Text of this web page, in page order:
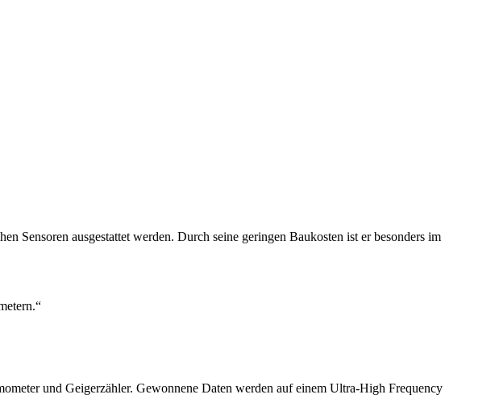
Sensoren ausgestattet werden. Durch seine geringen Baukosten ist er besonders im
und Geigerzähler. Gewonnene Daten werden auf einem Ultra-High Frequency